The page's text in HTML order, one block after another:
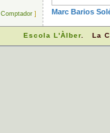
Marc Barios
Comptador]
Escola L'Àlber . La